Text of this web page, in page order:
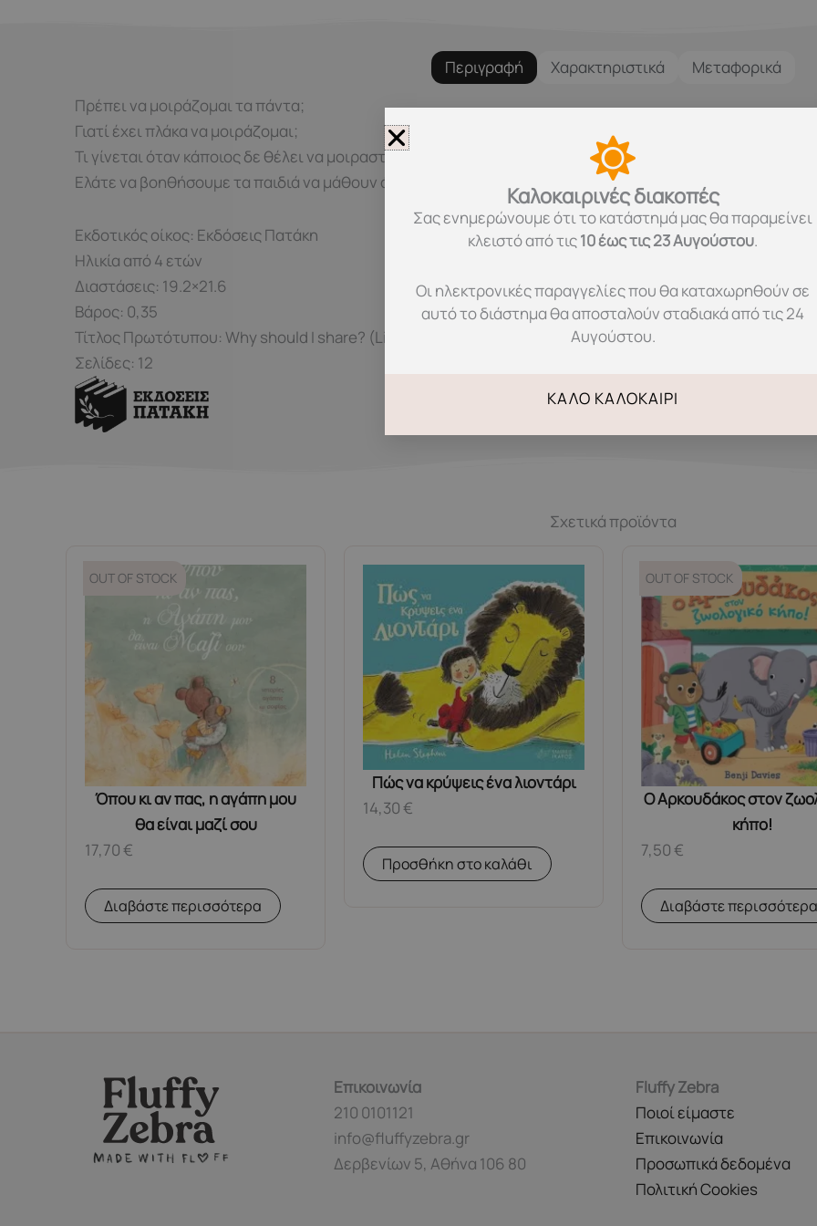
Περιγραφή Χαρακτηριστικά
Μεταφορικά
Πρέπει να μοιράζομαι τα πάντα;
Γιατί έχει πλάκα να μοιράζομαι;
Τι γίνεται όταν κάποιος δε θέλει να μοιραστεί μαζί μου τίποτε;
Ελάτε να βοηθήσουμε τα παιδιά να μάθουν ότι το μοίρασμα είναι χαρά και να λύσουμε όλες τις απορίες
Εκδοτικός οίκος: Εκδόσεις Πατάκη
Ηλικία από 4 ετών
Διαστάσεις: 19.2×21.6
Βάρος: 0,35
Τίτλος Πρωτότυπου: Why should I share? (Lift-the-Flap First Questions and Answers)
Σελίδες: 12
Σχετικά προϊόντα
Όπου κι αν πας, η αγάπη μου
θα είναι μαζί σου
OUT OF STOCK
17,70€
Διαβάστε περισσότερα
Πώς να κρύψεις ένα λιοντάρι
14,30€
Προσθήκη στο καλάθι
Ο Αρκουδάκος στον
κήπο!
OUT OF STOCK
7,50€
Διαβάστε περισσότερα
Επικοινωνία
210 0101121
info@fluffyzebra.gr
Δερβενίων 5, Αθήνα 106 80
Fluffy Zebra
Ποιοί είμαστε
Επικοινωνία
Προσωπικά δεδομένα
Πολιτική Cookies
Καλοκαιρινές διακοπές
Σας ενημερώνουμε ότι το κατάστημά μας θα παραμείνει
κλειστό από τις10 έως τις 23 Αυγούστου.
Οι ηλεκτρονικές παραγγελίες που θα καταχωρηθούν σε
αυτό το διάστημα θα αποσταλούν σταδιακά από τις 24
Αυγούστου.
ΚΑΛΌ ΚΑΛΟΚΑΊΡΙ